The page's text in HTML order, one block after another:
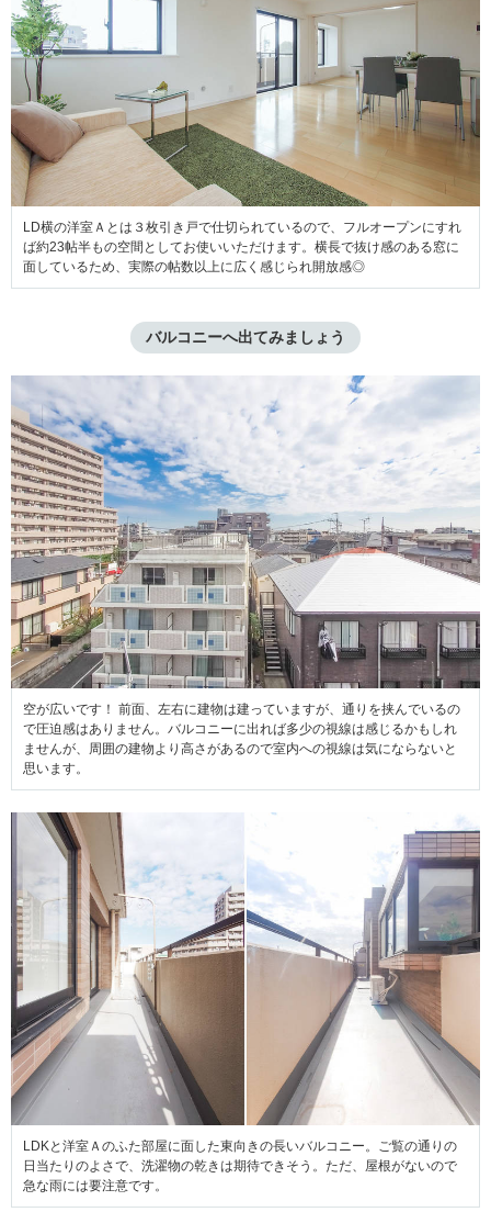
LD横の洋室Ａとは３枚引き戸で仕切られているので、フルオープンにすれ
ば約23帖半もの空間としてお使いいただけます。横長で抜け感のある窓に
面しているため、実際の帖数以上に広く感じられ開放感◎
バルコニーへ出てみましょう
空が広いです！ 前面、左右に建物は建っていますが、通りを挟んでいるの
で圧迫感はありません。バルコニーに出れば多少の視線は感じるかもしれ
ませんが、周囲の建物より高さがあるので室内への視線は気にならないと
思います。
LDKと洋室Ａのふた部屋に面した東向きの長いバルコニー。ご覧の通りの
日当たりのよさで、洗濯物の乾きは期待できそう。ただ、屋根がないので
急な雨には要注意です。